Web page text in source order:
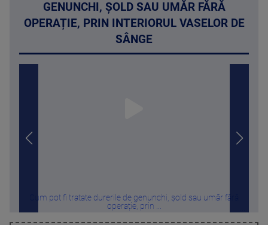
GENUNCHI, ȘOLD SAU UMĂR FĂRĂ
OPERAȚIE, PRIN INTERIORUL VASELOR DE
SÂNGE
Cum pot fi tratate durerile de genunchi, șold sau umăr fără
operație, prin ...